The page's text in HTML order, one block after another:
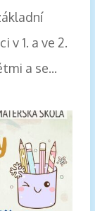
v 1. a ve 2.
a se...